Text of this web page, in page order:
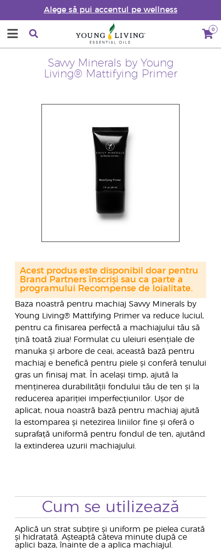
Alege să pui accentul pe wellness
0
Savvy Minerals by Young
Living® Mattifying Primer
Baza noastră pentru machiaj Savvy Minerals by
Young Living® Mattifying Primer va reduce luciul,
pentru ca finisarea perfectă a machiajului tău să
țină toată ziua! Formulat cu uleiuri esențiale de
manuka și arbore de ceai, această bază pentru
machiaj e benefică pentru piele și conferă tenului
gras un finisaj mat. În același timp, ajută la
menținerea durabilității fondului tău de ten și la
reducerea apariției imperfecțiunilor. Ușor de
aplicat, noua noastră bază pentru machiaj ajută
la estomparea și netezirea liniilor fine și oferă o
suprafață uniformă pentru fondul de ten, ajutând
la extinderea uzurii machiajului.
Acest produs este disponibil doar pentru
Brand Partners înscriși sau ca parte a
programului Recompense de loialitate.
Cum se utilizează
Aplică un strat subțire și uniform pe pielea curată
și hidratată. Așteaptă câteva minute după ce
aplici baza, înainte de a aplica machiajul.